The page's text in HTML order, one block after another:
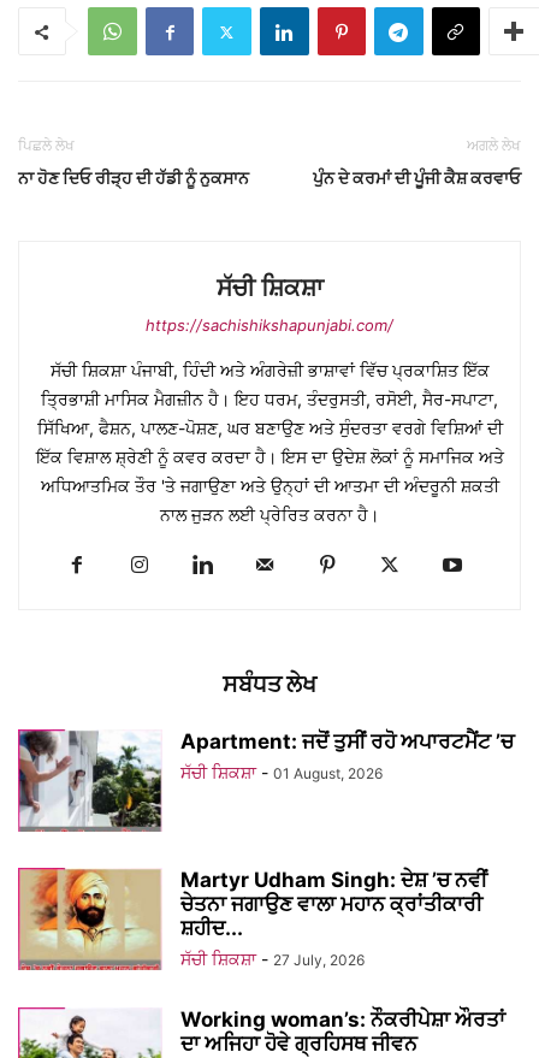
ਪਿਛਲੇ ਲੇਖ
ਨਾ ਹੋਣ ਦਿਓ ਰੀੜ੍ਹ ਦੀ ਹੱਡੀ ਨੂੰ ਨੁਕਸਾਨ
ਅਗਲੇ ਲੇਖ
ਪੁੰਨ ਦੇ ਕਰਮਾਂ ਦੀ ਪੂੰਜੀ ਕੈਸ਼ ਕਰਵਾਓ
ਸੱਚੀ ਸ਼ਿਕਸ਼ਾ
https://sachishikshapunjabi.com/
ਸੱਚੀ ਸ਼ਿਕਸ਼ਾ ਪੰਜਾਬੀ, ਹਿੰਦੀ ਅਤੇ ਅੰਗਰੇਜ਼ੀ ਭਾਸ਼ਾਵਾਂ ਵਿੱਚ ਪ੍ਰਕਾਸ਼ਿਤ ਇੱਕ
ਤ੍ਰਿਭਾਸ਼ੀ ਮਾਸਿਕ ਮੈਗਜ਼ੀਨ ਹੈ। ਇਹ ਧਰਮ, ਤੰਦਰੁਸਤੀ, ਰਸੋਈ, ਸੈਰ-ਸਪਾਟਾ,
ਸਿੱਖਿਆ, ਫੈਸ਼ਨ, ਪਾਲਣ-ਪੋਸ਼ਣ, ਘਰ ਬਣਾਉਣ ਅਤੇ ਸੁੰਦਰਤਾ ਵਰਗੇ ਵਿਸ਼ਿਆਂ ਦੀ
ਇੱਕ ਵਿਸ਼ਾਲ ਸ਼੍ਰੇਣੀ ਨੂੰ ਕਵਰ ਕਰਦਾ ਹੈ। ਇਸ ਦਾ ਉਦੇਸ਼ ਲੋਕਾਂ ਨੂੰ ਸਮਾਜਿਕ ਅਤੇ
ਅਧਿਆਤਮਿਕ ਤੌਰ 'ਤੇ ਜਗਾਉਣਾ ਅਤੇ ਉਨ੍ਹਾਂ ਦੀ ਆਤਮਾ ਦੀ ਅੰਦਰੂਨੀ ਸ਼ਕਤੀ
ਨਾਲ ਜੁੜਨ ਲਈ ਪ੍ਰੇਰਿਤ ਕਰਨਾ ਹੈ।
ਸਬੰਧਤ ਲੇਖ
Apartment: ਜਦੋਂ ਤੁਸੀਂ ਰਹੋ ਅਪਾਰਟਮੈਂਟ ’ਚ
ਸੱਚੀ ਸ਼ਿਕਸ਼ਾ - 01 August, 2026
Martyr Udham Singh: ਦੇਸ਼ ’ਚ ਨਵੀਂ
ਚੇਤਨਾ ਜਗਾਉਣ ਵਾਲਾ ਮਹਾਨ ਕ੍ਰਾਂਤੀਕਾਰੀ
ਸ਼ਹੀਦ...
ਸੱਚੀ ਸ਼ਿਕਸ਼ਾ - 27 July, 2026
Working woman’s: ਨੌਕਰੀਪੇਸ਼ਾ ਔਰਤਾਂ
ਦਾ ਅਜਿਹਾ ਹੋਵੇ ਗ੍ਰਹਿਸਥ ਜੀਵਨ